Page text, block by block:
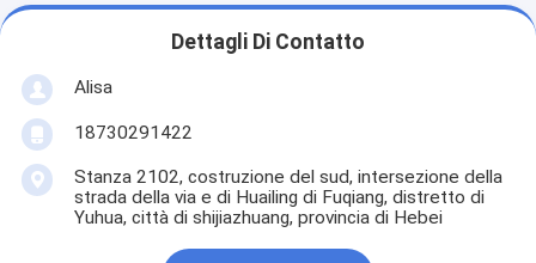
Dettagli Di Contatto
Alisa
18730291422
Stanza 2102, costruzione del sud, intersezione della
strada della via e di Huailing di Fuqiang, distretto di
Yuhua, città di shijiazhuang, provincia di Hebei